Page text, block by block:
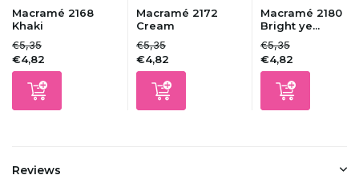
Macramé 2168
Khaki
€5,35
€4,82
Macramé 2172
Cream
€5,35
€4,82
Macramé 2180
Bright ye...
€5,35
€4,82
Reviews